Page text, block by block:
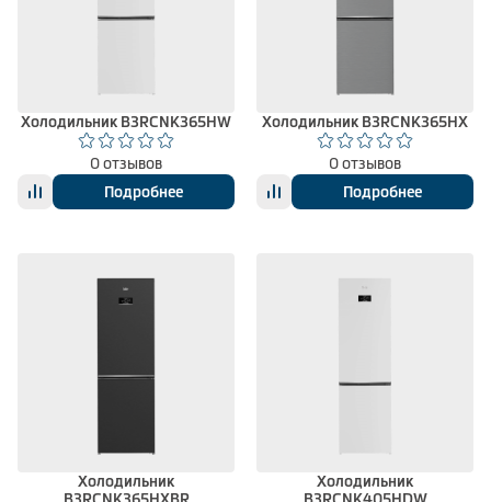
Холодильник B3RCNK365HW
0 отзывов
Подробнее
Холодильник B3RCNK365HX
0 отзывов
Подробнее
Холодильник
B3RCNK365HXBR
Холодильник
B3RCNK405HDW